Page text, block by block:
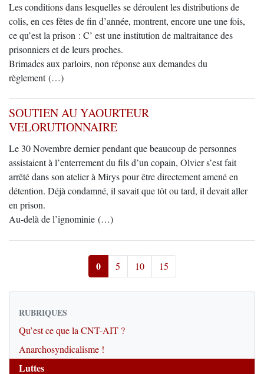
Les conditions dans lesquelles se déroulent les distributions de
colis, en ces fêtes de fin d’année, montrent, encore une une fois,
ce qu’est la prison : C’ est une institution de maltraitance des
prisonniers et de leurs proches.
Brimades aux parloirs, non réponse aux demandes du
règlement (…)
SOUTIEN AU YAOURTEUR
VELORUTIONNAIRE
Le 30 Novembre dernier pendant que beaucoup de personnes
assistaient à l’enterrement du fils d’un copain, Olvier s’est fait
arrêté dans son atelier à Mirys pour être directement amené en
détention. Déjà condamné, il savait que tôt ou tard, il devait aller
en prison.
Au-delà de l’ignominie (…)
0 5 10 15
RUBRIQUES
Qu’est ce que la CNT-AIT ?
Anarchosyndicalisme !
Luttes